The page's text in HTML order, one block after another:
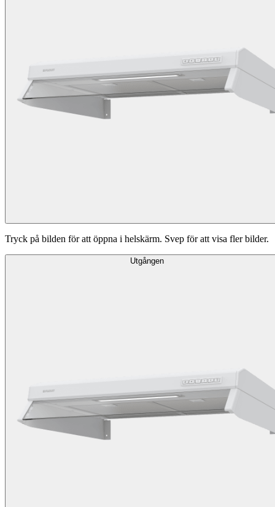
Tryck på bilden för att öppna i helskärm. Svep för att visa fler bilder.
Utgången